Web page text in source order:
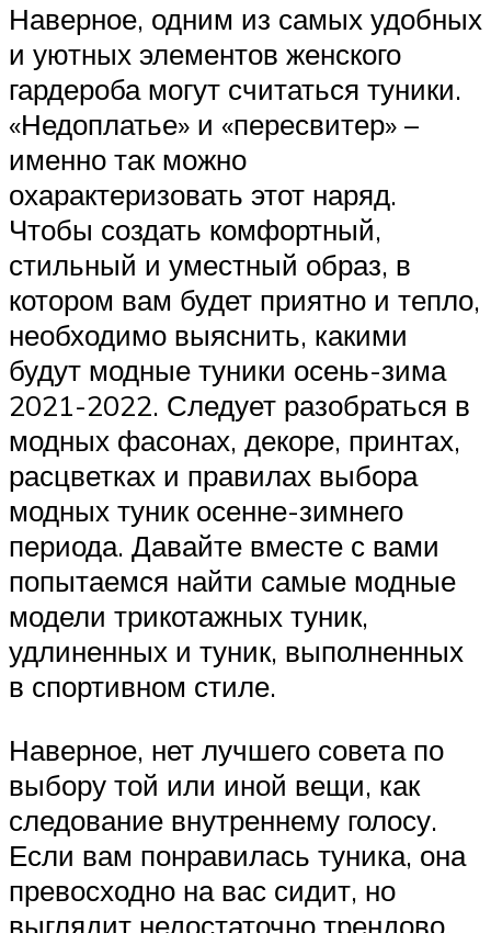
Наверное, одним из самых удобных
и уютных элементов женского
гардероба могут считаться туники.
«Недоплатье» и «пересвитер» –
именно так можно
охарактеризовать этот наряд.
Чтобы создать комфортный,
стильный и уместный образ, в
котором вам будет приятно и тепло,
необходимо выяснить, какими
будут модные туники осень-зима
2021-2022. Следует разобраться в
модных фасонах, декоре, принтах,
расцветках и правилах выбора
модных туник осенне-зимнего
периода. Давайте вместе с вами
попытаемся найти самые модные
модели трикотажных туник,
удлиненных и туник, выполненных
в спортивном стиле.
Наверное, нет лучшего совета по
выбору той или иной вещи, как
следование внутреннему голосу.
Если вам понравилась туника, она
превосходно на вас сидит, но
выглядит недостаточно трендово,